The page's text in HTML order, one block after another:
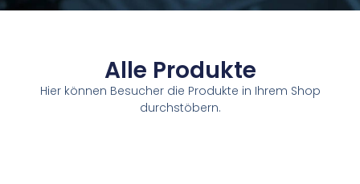
Alle Produkte
Hier können Besucher die Produkte in Ihrem Shop
durchstöbern.